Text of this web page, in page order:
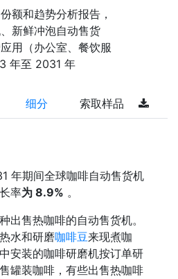
额和趋势分析报告，
新鲜冲泡自动售货
用（办公室、餐饮服
年至 2031 年
细分 索取样品
年期间全球咖啡自动售货机
率为 8.9% 。
出售热咖啡的自动售货机。
水和研磨咖啡豆来现煮咖
安装的咖啡研磨机按订单研
罐装咖啡，有些出售热咖啡